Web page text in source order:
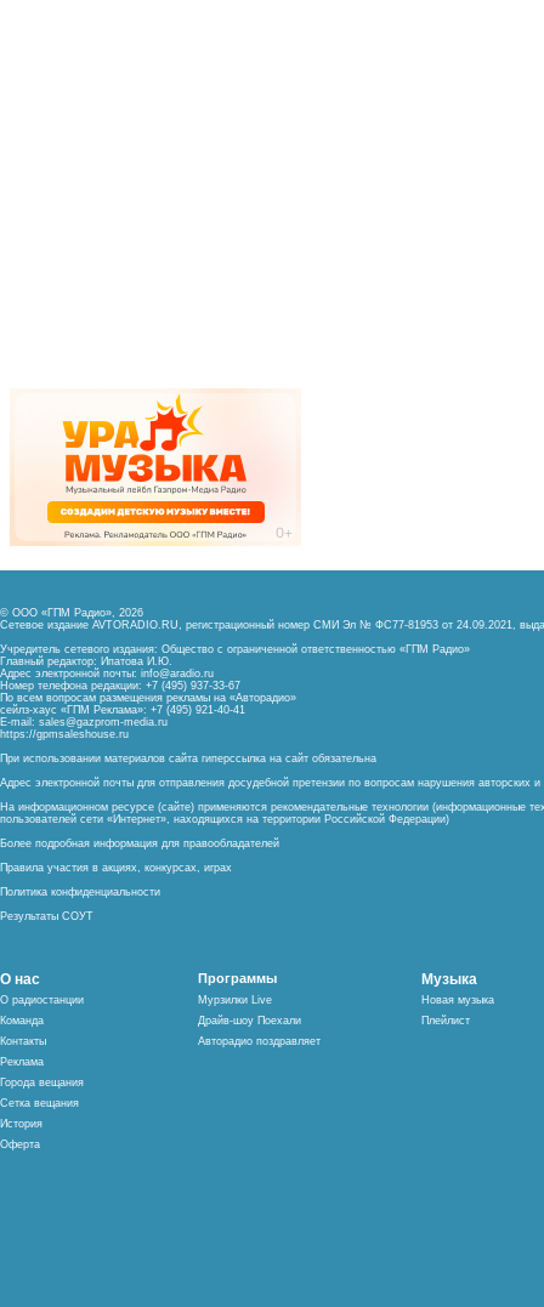
© ООО «ГПМ Радио», 2026
Сетевое издание AVTORADIO.RU, регистрационный номер СМИ Эл № ФС77-81953 от 24.09.2021,
Учредитель сетевого издания: Общество с ограниченной ответственностью «ГПМ Радио»
Главный редактор: Ипатова И.Ю.
Адрес электронной почты: info@aradio.ru
Номер телефона редакции: +7 (495) 937-33-67
По всем вопросам размещения рекламы на «Авторадио»
сейлз-хаус «ГПМ Реклама»: +7 (495) 921-40-41
E-mail: sales@gazprom-media.ru
https://gpmsaleshouse.ru
При использовании материалов сайта гиперссылка на сайт обязательна
Адрес электронной почты для отправления досудебной претензии по вопросам нарушения авторских
На информационном ресурсе (сайте) применяются рекомендательные технологии (информационные
пользователей сети «Интернет», находящихся на территории Российской Федерации)
Более подробная информация для правообладателей
Правила участия в акциях, конкурсах, играх
Политика конфиденциальности
Результаты СОУТ
О нас
О радиостанции
Команда
Контакты
Реклама
Города вещания
Сетка вещания
История
Оферта
Программы
Мурзилки Live
Драйв-шоу Поехали
Авторадио поздравляет
Музыка
Новая музыка
Плейлист